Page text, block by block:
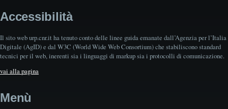
Accessibilità
Il sito web urp.cnr.it ha tenuto conto delle linee guida emanate dall’Agenzia per l’Italia
Digitale (AgID) e dal W3C (World Wide Web Consortium) che stabiliscono standard
tecnici per il web, inerenti sia i linguaggi di markup sia i protocolli di comunicazione.
vai alla pagina
Menù